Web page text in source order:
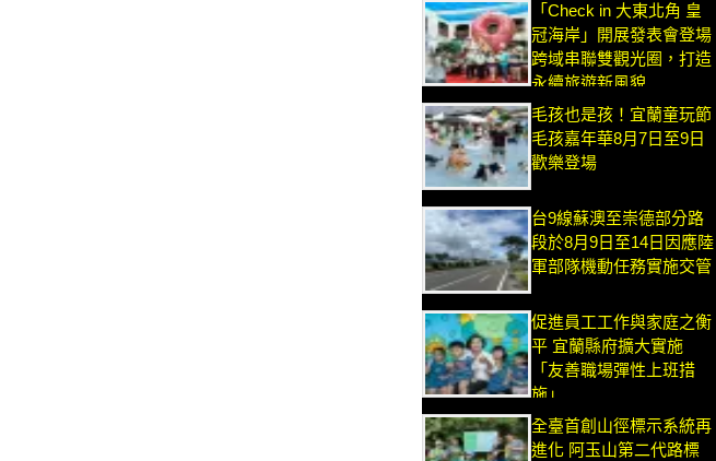
「Check in 大東北角 皇
冠海岸」開展發表會登場
跨域串聯雙觀光圈，打造
永續旅遊新風貌
毛孩也是孩！宜蘭童玩節
毛孩嘉年華8月7日至9日
歡樂登場
台9線蘇澳至崇德部分路
段於8月9日至14日因應陸
軍部隊機動任務實施交管
促進員工工作與家庭之衡
平 宜蘭縣府擴大實施
「友善職場彈性上班措
施」
全臺首創山徑標示系統再
進化 阿玉山第二代路標